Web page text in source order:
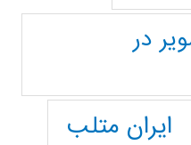
در
ایران متلب